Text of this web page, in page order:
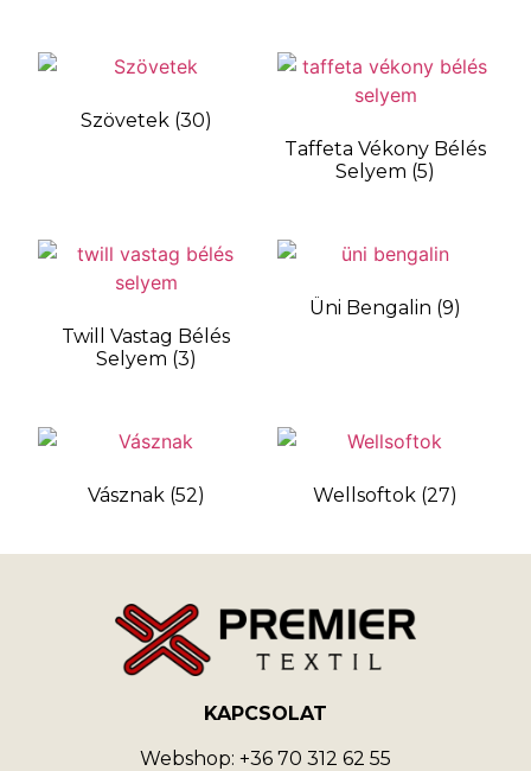
Szövetek (30)
Taffeta Vékony Bélés
Selyem (5)
Twill Vastag Bélés
Selyem (3)
Üni Bengalin (9)
Vásznak (52) Wellsoftok (27)
KAPCSOLAT
Webshop: +36 70 312 62 55